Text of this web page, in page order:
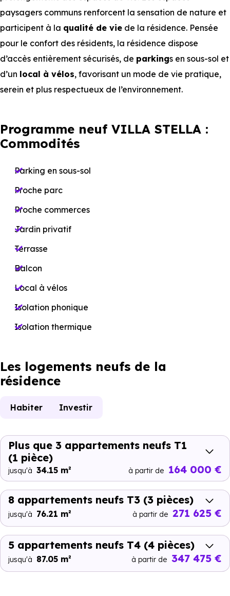
paysagers communs renforcent la sensation de nature et
participent à la qualité de vie de la résidence. Pensée
pour le confort des résidents, la résidence dispose
d’accès entièrement sécurisés, de parkings en sous-sol et
d’un local à vélos, favorisant un mode de vie pratique,
serein et plus respectueux de l’environnement.
Programme neuf VILLA STELLA :
Commodités
Parking en sous-sol
Proche parc
Proche commerces
Jardin privatif
Terrasse
Balcon
Local à vélos
Isolation phonique
Isolation thermique
Les logements neufs de la
résidence
Habiter Investir
Plus que 3 appartements neufs T1
(1 pièce)
jusqu'à 34.15 m² à partir de 164 000 €
8 appartements neufs T3 (3 pièces)
jusqu'à 76.21 m² à partir de 271 625 €
5 appartements neufs T4 (4 pièces)
jusqu'à 87.05 m² à partir de 347 475 €